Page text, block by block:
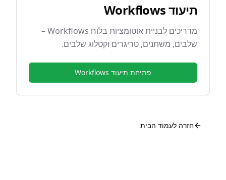
תיעוד Workflows
מדריכים לבניית אוטומציות בלוח Workflows –
שלבים, משתנים, טריגרים וקטלוג שלבים.
פתיחת תיעוד Workflows
חזרה לעמוד הבית